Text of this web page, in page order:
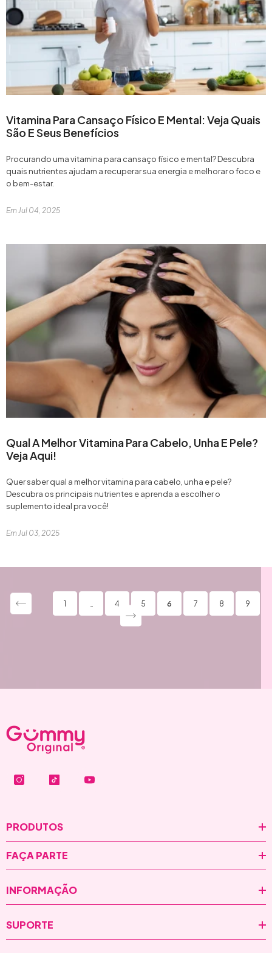
Vitamina Para Cansaço Físico E Mental: Veja Quais
São E Seus Benefícios
Procurando uma vitamina para cansaço físico e mental? Descubra
quais nutrientes ajudam a recuperar sua energia e melhorar o foco e
o bem-estar.
Em Jul 04, 2025
Qual A Melhor Vitamina Para Cabelo, Unha E Pele?
Veja Aqui!
Quer saber qual a melhor vitamina para cabelo, unha e pele?
Descubra os principais nutrientes e aprenda a escolher o
suplemento ideal pra você!
Em Jul 03, 2025
1 … 4 5 6 7 8 9
PRODUTOS
FAÇA PARTE
INFORMAÇÃO
SUPORTE